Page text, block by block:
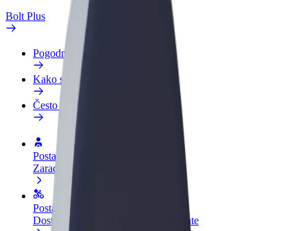
Bolt Plus
Pogodnosti
Kako se pridružiti
Često postavljana pitanja
Postani vozač
Zarađuj po vlastitim uvjetima
Postani dostavljač
Dostavljaj hranu i primaj tjedne isplate